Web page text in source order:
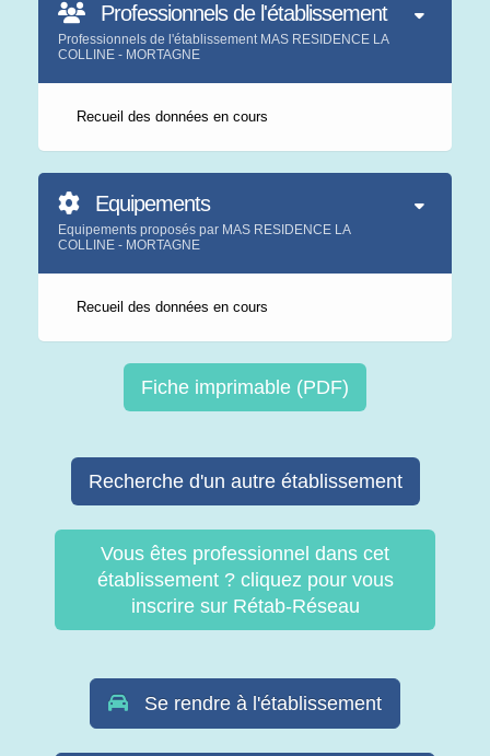
Professionnels de l'établissement
Professionnels de l'établissement MAS RESIDENCE LA
COLLINE - MORTAGNE
Recueil des données en cours
Equipements
Equipements proposés par MAS RESIDENCE LA
COLLINE - MORTAGNE
Recueil des données en cours
Fiche imprimable (PDF)
Recherche d'un autre établissement
Vous êtes professionnel dans cet
établissement ? cliquez pour vous
inscrire sur Rétab-Réseau
Se rendre à l'établissement